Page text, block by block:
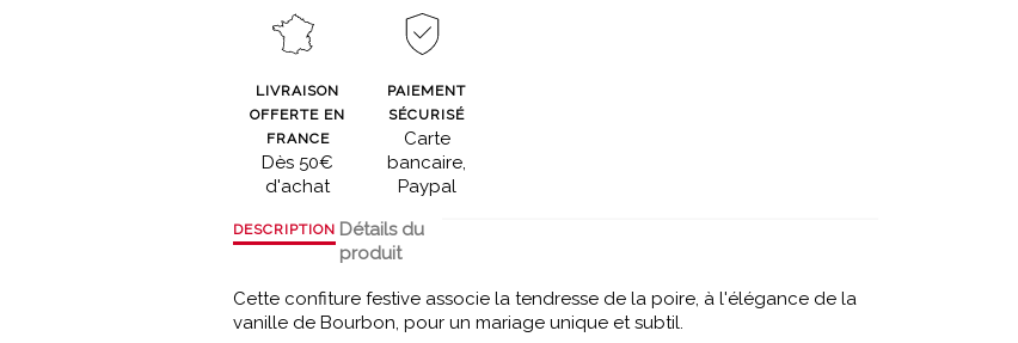
LIVRAISON
OFFERTE EN
FRANCE
Dès 50€
d'achat
PAIEMENT
SÉCURISÉ
Carte
bancaire,
Paypal
DESCRIPTION Détails du
produit
Cette confiture festive associe la tendresse de la poire, à l'élégance de la
vanille de Bourbon, pour un mariage unique et subtil.